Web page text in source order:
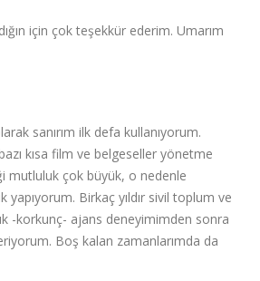
için çok teşekkür ederim. Umarım
sanırım ilk defa kullanıyorum.
kısa film ve belgeseller yönetme
mutluluk çok büyük, o nedenle
yapıyorum. Birkaç yıldır sivil toplum ve
-korkunç- ajans deneyimimden sonra
Boş kalan zamanlarımda da